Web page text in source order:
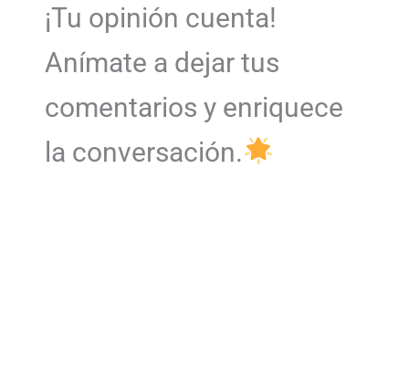
¡Tu opinión cuenta!
Anímate a dejar tus
comentarios y enriquece
la conversación.